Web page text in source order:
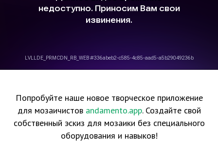
Попробуйте наше новое творческое приложение
для мозаичистов andamento.app. Создайте свой
собственный эскиз для мозаики без специального
оборудования и навыков!